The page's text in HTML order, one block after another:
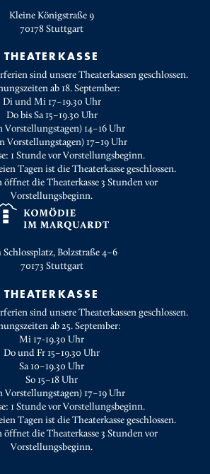
Kleine Königstraße 9
70178Stuttgart
THEATERKASSE
sind unsere Theaterkassen geschlossen.
ab 18. September:
Di und Mi 17–19.30 Uhr
Do bis Sa 15–19.30 Uhr
Vorstellungstagen) 14–16 Uhr
Vorstellungstagen) 17–19 Uhr
1 Stunde vor Vorstellungsbeginn.
Tagen ist die Theaterkasse geschlossen.
öffnet die Theaterkasse 3 Stunden vor
Vorstellungsbeginn.
Schlossplatz, Bolzstraße 4–6
70173 Stuttgart
THEATERKASSE
sind unsere Theaterkassen geschlossen.
ab 25. September:
Mi 17-19.30 Uhr
Do und Fr 15–19.30 Uhr
Sa 10–19.30 Uhr
So 15–18 Uhr
Vorstellungstagen) 17–19 Uhr
1 Stunde vor Vorstellungsbeginn.
Tagen ist die Theaterkasse geschlossen.
öffnet die Theaterkasse 3 Stunden vor
Vorstellungsbeginn.